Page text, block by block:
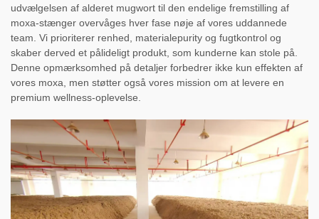
udvælgelsen af alderet mugwort til den endelige fremstilling af
moxa-stænger overvåges hver fase nøje af vores uddannede
team. Vi prioriterer renhed, materialepurity og fugtkontrol og
skaber derved et pålideligt produkt, som kunderne kan stole på.
Denne opmærksomhed på detaljer forbedrer ikke kun effekten af
vores moxa, men støtter også vores mission om at levere en
premium wellness-oplevelse.